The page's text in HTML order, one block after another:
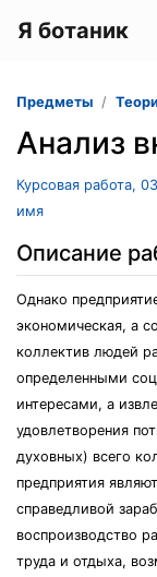
Я ботаник
Предметы
Анализ
Курсовая работа,
имя
Описание
Однако
экономическая, а
коллектив людей
определенными
интересами, а
удовлетворения
духовных) всего
предприятия
справедливой
воспроизводство
труда и отдыха,